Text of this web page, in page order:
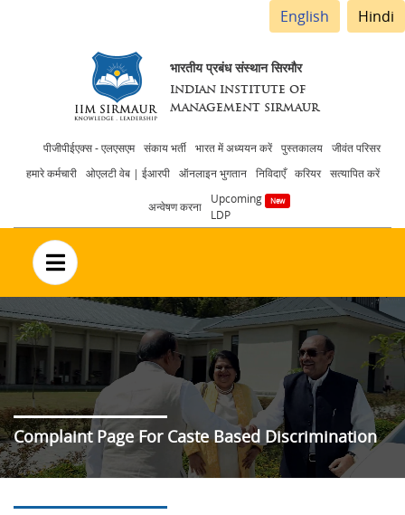
English Hindi
भारतीय प्रबंध संस्थान सिरमौर
INDIAN INSTITUTE OF
MANAGEMENT SIRMAUR
Header
menu
पीजीपीईएक्स - एलएसएम संकाय भर्ती भारत में अध्ययन करें पुस्तकालय
जीवंत परिसर
हमारे कर्मचारी
ओएलटी वेब | ईआरपी ऑनलाइन भुगतान निविदाएँ करियर सत्यापित करें
अन्वेषण करना
Upcoming
LDP
no text
Complaint Page For Caste Based Discrimination